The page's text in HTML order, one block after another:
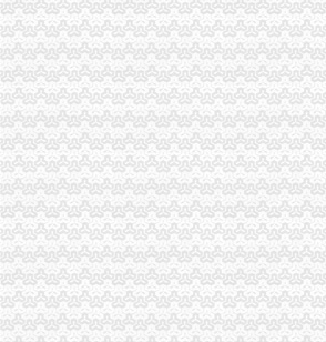
永川局重庆免费注册公司全体干部职工共向灾区捐
秀山县营企业主个体工商户震救灾捐款达44万元
黔江局1元注册公司城东所城东个协分会为灾区募
大渡口局一元注册公司流程共募集捐款194703.45
云局五措并举化第一届枇杷节市重庆免费注册公司
高新区局从四个方面入手扎实开展市0元注册公司
永川局一元注册公司建立票据管理长效机制
渝中局0元注册公司流程解放碑工商所积造工商巡
渝中局组织市一元注册公司场业主走进库区支持涪
经开区局0元注册公司再次向灾区捐款
大足局万古工商所加“四化建设”重庆0元注册公司
梁平局0元注册公司流程三举措扶持县域劳务输出
渝中局登记窗口在全系统率先使用“智能排队机系
永川局广告监管工作力争“五突破”0元注册公司